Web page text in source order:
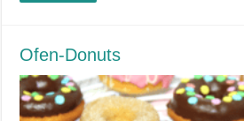
Ofen-Donuts